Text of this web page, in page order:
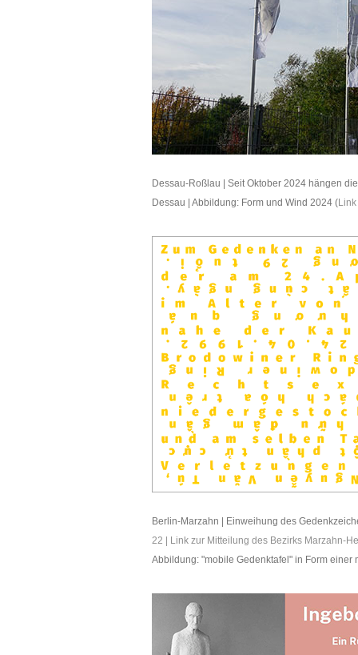
Dessau-Roßlau | Seit Oktober 2024 hängen
Dessau | Abbildung: Form und Wind 2024 (
Berlin-Marzahn | Einweihung des
22 |
Link zur Mitteilung des Bezirks Marzahn-
Abbildung: "mobile Gedenktafel" in Form einer